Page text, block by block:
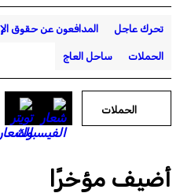
تحرك عاجل المدافعون عن حقوق
الحملات ساحل العاج
الحملات
أضيف مؤخرًا